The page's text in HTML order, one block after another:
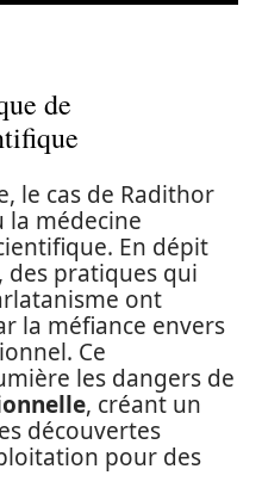
de
le cas de Radithor
la médecine
En dépit
des pratiques qui
ont
la méfiance envers
Ce
les dangers de
, créant un
découvertes
pour des